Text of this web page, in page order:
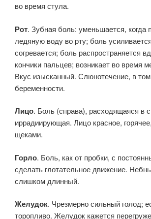
во время стула.
Рот. Зубная боль: уменьшается, когда
ледяную воду во рту; боль
согревается; боль распространяется
кончики пальцев; возникает во время
Вкус изысканный. Слюнотечение, в
беременности.
Лицо. Боль (справа), расходящаяся в
иррадиирующая. Лицо красное,
щеками.
Горло. Боль, как от пробки, с
сделать глотательное движение.
слишком длинный.
Желудок. Чрезмерно сильный голод;
торопливо. Желудок кажется